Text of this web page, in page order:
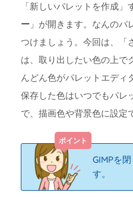
「新しいパレットを作成」
ー 」が開きます。なんの
つけましょう。今回は、「
は、取り出したい色の上で
んどん色がパレットエディ
保存した色はいつでもパレ
で、描画色や背景色に設定
GIMPを
す。